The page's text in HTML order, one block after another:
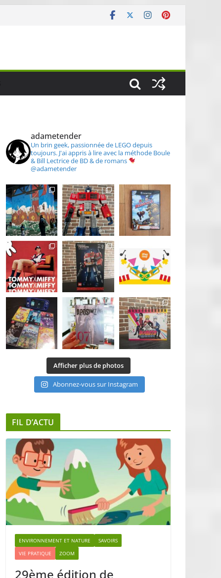
adametender
Un brin geek, passionnée de LEGO depuis
toujours. J'ai appris à lire avec la méthode Boule
& Bill Lectrice de BD & de romans
@adametender
Afficher plus de photos
Abonnez-vous sur Instagram
FIL D’ACTU
ENVIRONNEMENT ET NATURE
SAVOIRS
VIE PRATIQUE
ZOOM
29ème édition de